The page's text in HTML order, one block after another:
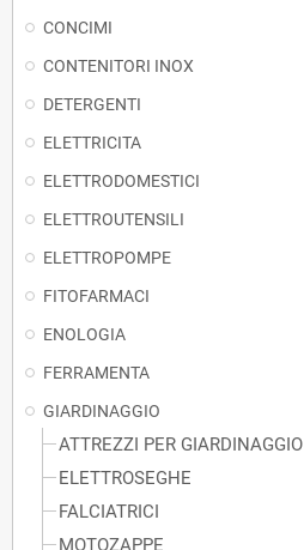
CONCIMI
CONTENITORI INOX
DETERGENTI
ELETTRICITA
ELETTRODOMESTICI
ELETTROUTENSILI
ELETTROPOMPE
FITOFARMACI
ENOLOGIA
FERRAMENTA
GIARDINAGGIO
ATTREZZI PER GIARDINAGGIO
ELETTROSEGHE
FALCIATRICI
MOTOZAPPE